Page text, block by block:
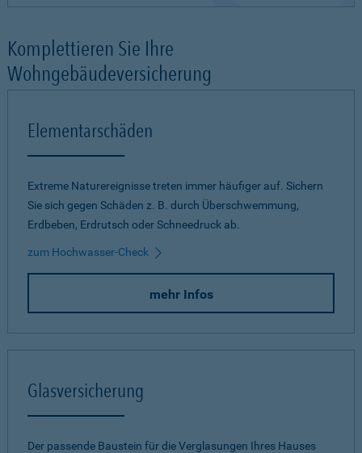
Komplettieren Sie Ihre
Wohngebäudeversicherung
Elementarschäden
Extreme Naturereignisse treten immer häufiger auf. Sichern
Sie sich gegen Schäden z. B. durch Überschwemmung,
Erdbeben, Erdrutsch oder Schneedruck ab.
zum Hochwasser-Check
mehr Infos
Glasversicherung
Der passende Baustein für die Verglasungen Ihres Hauses